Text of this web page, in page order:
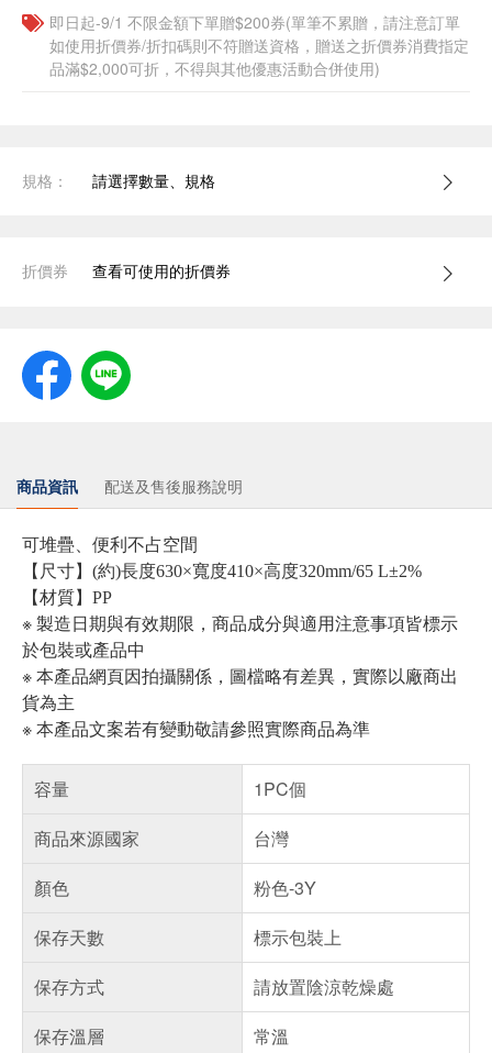
即日起-9/1 不限金額下單贈$200券(單筆不累贈，請注意訂單
如使用折價券/折扣碼則不符贈送資格，贈送之折價券消費指定
品滿$2,000可折，不得與其他優惠活動合併使用)
規格： 請選擇數量、規格
折價券 查看可使用的折價券
商品資訊 配送及售後服務說明
可堆疊、便利不占空間
【尺寸】(約)長度630×寬度410×高度320mm/65 L±2%
【材質】PP
※ 製造日期與有效期限，商品成分與適用注意事項皆標示
於包裝或產品中
※ 本產品網頁因拍攝關係，圖檔略有差異，實際以廠商出
貨為主
※ 本產品文案若有變動敬請參照實際商品為準
容量
1PC個
商品來源國家
台灣
顏色
粉色-3Y
保存天數
標示包裝上
保存方式
請放置陰涼乾燥處
保存溫層
常溫